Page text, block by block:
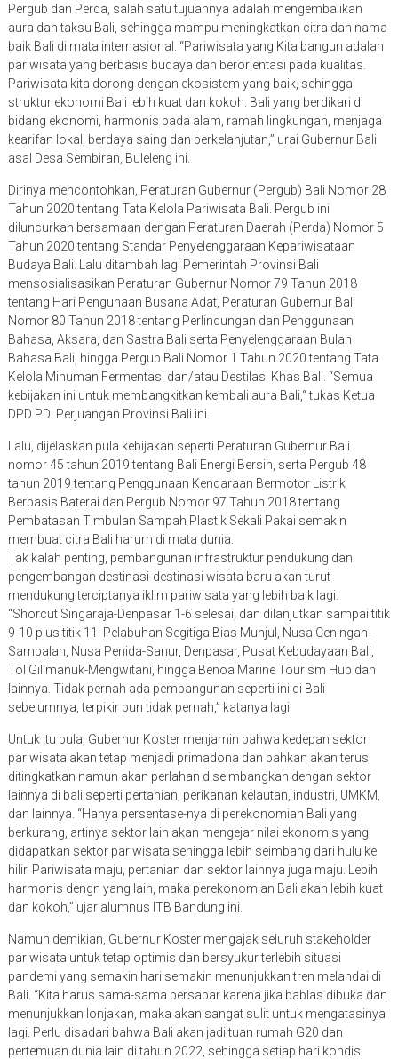
Pergub dan Perda, salah satu tujuannya adalah mengembalikan
aura dan taksu Bali, sehingga mampu meningkatkan citra dan nama
baik Bali di mata internasional. “Pariwisata yang Kita bangun adalah
pariwisata yang berbasis budaya dan berorientasi pada kualitas.
Pariwisata kita dorong dengan ekosistem yang baik, sehingga
struktur ekonomi Bali lebih kuat dan kokoh. Bali yang berdikari di
bidang ekonomi, harmonis pada alam, ramah lingkungan, menjaga
kearifan lokal, berdaya saing dan berkelanjutan,” urai Gubernur Bali
asal Desa Sembiran, Buleleng ini.
Dirinya mencontohkan, Peraturan Gubernur (Pergub) Bali Nomor 28
Tahun 2020 tentang Tata Kelola Pariwisata Bali. Pergub ini
diluncurkan bersamaan dengan Peraturan Daerah (Perda) Nomor 5
Tahun 2020 tentang Standar Penyelenggaraan Kepariwisataan
Budaya Bali. Lalu ditambah lagi Pemerintah Provinsi Bali
mensosialisasikan Peraturan Gubernur Nomor 79 Tahun 2018
tentang Hari Pengunaan Busana Adat, Peraturan Gubernur Bali
Nomor 80 Tahun 2018 tentang Perlindungan dan Penggunaan
Bahasa, Aksara, dan Sastra Bali serta Penyelenggaraan Bulan
Bahasa Bali, hingga Pergub Bali Nomor 1 Tahun 2020 tentang Tata
Kelola Minuman Fermentasi dan/atau Destilasi Khas Bali. “Semua
kebijakan ini untuk membangkitkan kembali aura Bali,“ tukas Ketua
DPD PDI Perjuangan Provinsi Bali ini.
Lalu, dijelaskan pula kebijakan seperti Peraturan Gubernur Bali
nomor 45 tahun 2019 tentang Bali Energi Bersih, serta Pergub 48
tahun 2019 tentang Penggunaan Kendaraan Bermotor Listrik
Berbasis Baterai dan Pergub Nomor 97 Tahun 2018 tentang
Pembatasan Timbulan Sampah Plastik Sekali Pakai semakin
membuat citra Bali harum di mata dunia.
Tak kalah penting, pembangunan infrastruktur pendukung dan
pengembangan destinasi-destinasi wisata baru akan turut
mendukung terciptanya iklim pariwisata yang lebih baik lagi.
“Shorcut Singaraja-Denpasar 1-6 selesai, dan dilanjutkan sampai titik
9-10 plus titik 11. Pelabuhan Segitiga Bias Munjul, Nusa Ceningan-
Sampalan, Nusa Penida-Sanur, Denpasar, Pusat Kebudayaan Bali,
Tol Gilimanuk-Mengwitani, hingga Benoa Marine Tourism Hub dan
lainnya. Tidak pernah ada pembangunan seperti ini di Bali
sebelumnya, terpikir pun tidak pernah,” katanya lagi.
Untuk itu pula, Gubernur Koster menjamin bahwa kedepan sektor
pariwisata akan tetap menjadi primadona dan bahkan akan terus
ditingkatkan namun akan perlahan diseimbangkan dengan sektor
lainnya di bali seperti pertanian, perikanan kelautan, industri, UMKM,
dan lainnya. “Hanya persentase-nya di perekonomian Bali yang
berkurang, artinya sektor lain akan mengejar nilai ekonomis yang
didapatkan sektor pariwisata sehingga lebih seimbang dari hulu ke
hilir. Pariwisata maju, pertanian dan sektor lainnya juga maju. Lebih
harmonis dengn yang lain, maka perekonomian Bali akan lebih kuat
dan kokoh,” ujar alumnus ITB Bandung ini.
Namun demikian, Gubernur Koster mengajak seluruh stakeholder
pariwisata untuk tetap optimis dan bersyukur terlebih situasi
pandemi yang semakin hari semakin menunjukkan tren melandai di
Bali. “Kita harus sama-sama bersabar karena jika bablas dibuka dan
menunjukkan lonjakan, maka akan sangat sulit untuk mengatasinya
lagi. Perlu disadari bahwa Bali akan jadi tuan rumah G20 dan
pertemuan dunia lain di tahun 2022, sehingga setiap hari kondisi